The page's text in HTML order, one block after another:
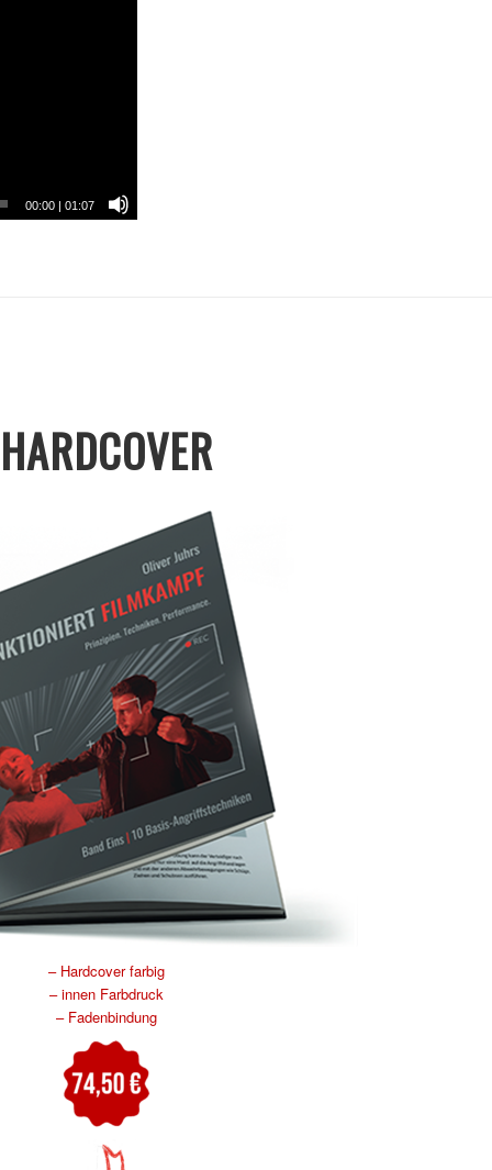
00:00 |01:07
HARDCOVER
– Hardcover farbig
– innen Farbdruck
– Fadenbindung